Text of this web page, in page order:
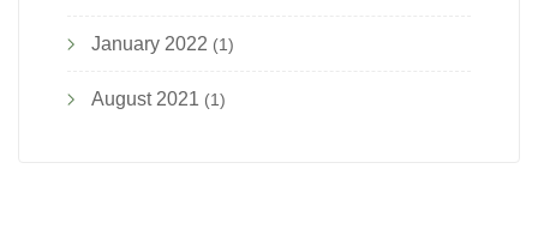
January 2022 (1)
August 2021 (1)